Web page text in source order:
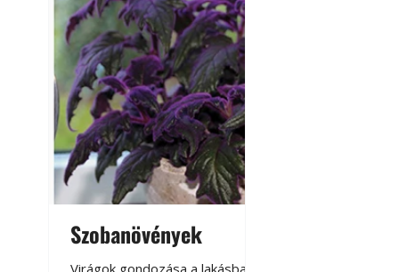
Szobanövények